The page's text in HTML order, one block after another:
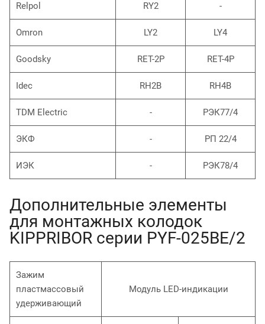
Relpol RY2 -
Omron LY2 LY4
Goodsky RET-2P RET-4P
Idec RH2B RH4B
TDM Electric - РЭК77/4
ЭКФ - РП 22/4
ИЭК - РЭК78/4
Дополнительные элементы
для монтажных колодок
KIPPRIBOR серии PYF-025BE/2
Зажим
пластмассовый
удерживающий
Модуль LED-индикации